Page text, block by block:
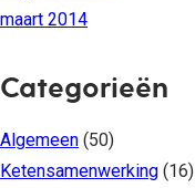
maart 2014
Categorieën
Algemeen (50)
Ketensamenwerking (16)